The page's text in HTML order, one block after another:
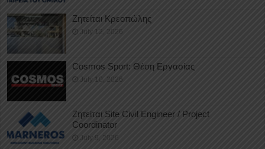
Ζητείται Κρεοπώλης
July 12, 2026
Cosmos Sport: Θέση Εργασίας
July 10, 2026
Ζητείται Site Civil Engineer / Project
Coordinator
July 9, 2026